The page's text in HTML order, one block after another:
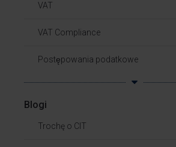
VAT
VAT Compliance
Postępowania podatkowe
Blogi
Trochę o CIT